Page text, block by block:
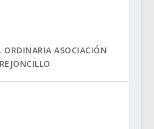
ORDINARIA ASOCIACIÓN